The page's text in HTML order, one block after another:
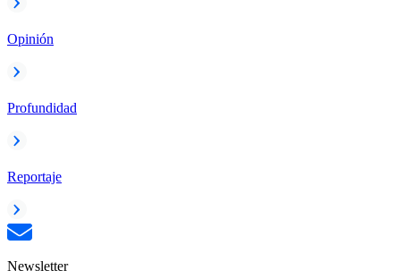
Opinión
Profundidad
Reportaje
Newsletter